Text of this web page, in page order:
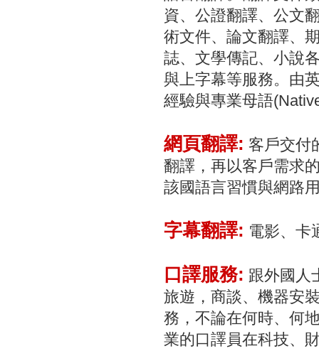
資、公證翻譯、公文
術文件、論文翻譯、
誌、文學傳記、小說
與上字幕等服務。由
經驗與專業母語
網頁翻譯: 客戶交付
翻譯，再以客戶需求
該國語言習慣與網路
字幕翻譯: 電影、卡
口譯服務: 跟外國人
旅遊，商談、機器安
務，不論在何時、何
業的口譯員在科技、